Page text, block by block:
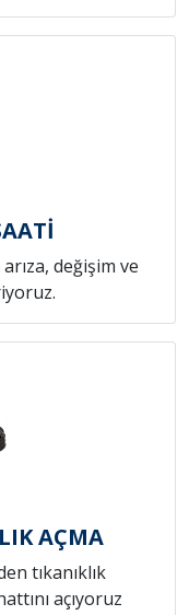
değişim ve
AÇMA
tıkanıklık
açıyoruz